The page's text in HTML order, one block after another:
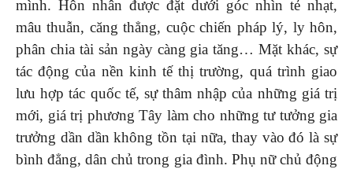
mình. Hôn nhân được đặt dưới góc nhìn tẻ nhạt,
mâu thuẫn, căng thẳng, cuộc chiến pháp lý, ly hôn,
phân chia tài sản ngày càng gia tăng… Mặt khác, sự
tác động của nền kinh tế thị trường, quá trình giao
lưu hợp tác quốc tế, sự thâm nhập của những giá trị
mới, giá trị phương Tây làm cho những tư tưởng gia
trưởng dần dần không tồn tại nữa, thay vào đó là sự
bình đẳng, dân chủ trong gia đình. Phụ nữ chủ động